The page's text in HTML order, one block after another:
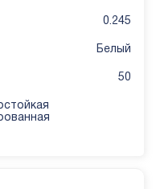
0.245
Белый
50